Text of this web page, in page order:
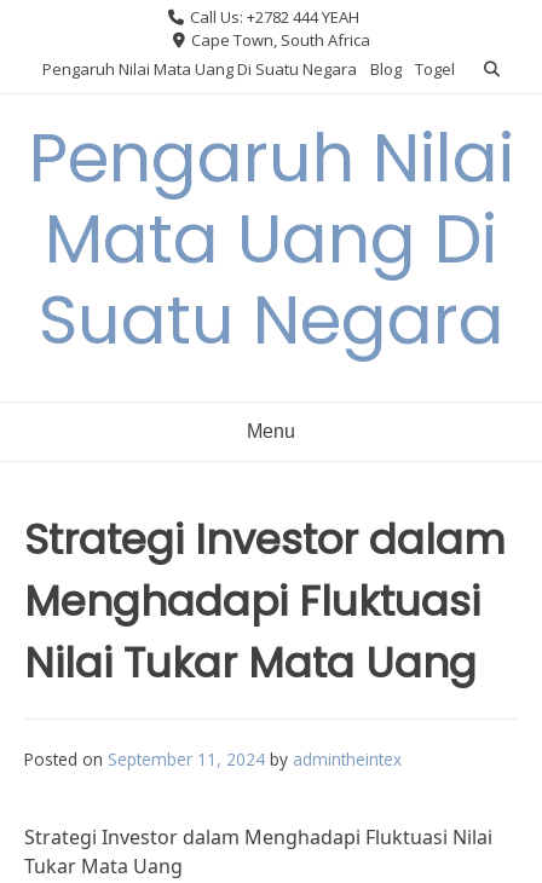
content
Call Us: +2782 444 YEAH
Cape Town, South Africa
Pengaruh Nilai Mata Uang Di Suatu Negara
Blog Togel
Pengaruh Nilai
Mata Uang Di
Suatu Negara
Menu
Strategi Investor dalam
Menghadapi Fluktuasi
Nilai Tukar Mata Uang
Posted on September 11, 2024 by admintheintex
Strategi Investor dalam Menghadapi Fluktuasi Nilai
Tukar Mata Uang